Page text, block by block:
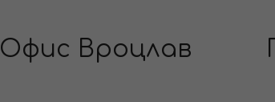
Офис Вроцлав